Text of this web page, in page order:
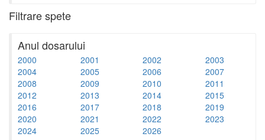
Filtrare spete
Anul dosarului
2000 2001 2002
2003
2004
2005 2006
2007
2008
2009 2010
2011
2012
2013 2014
2015
2016
2017 2018
2019
2020
2021 2022
2023
2024
2025 2026